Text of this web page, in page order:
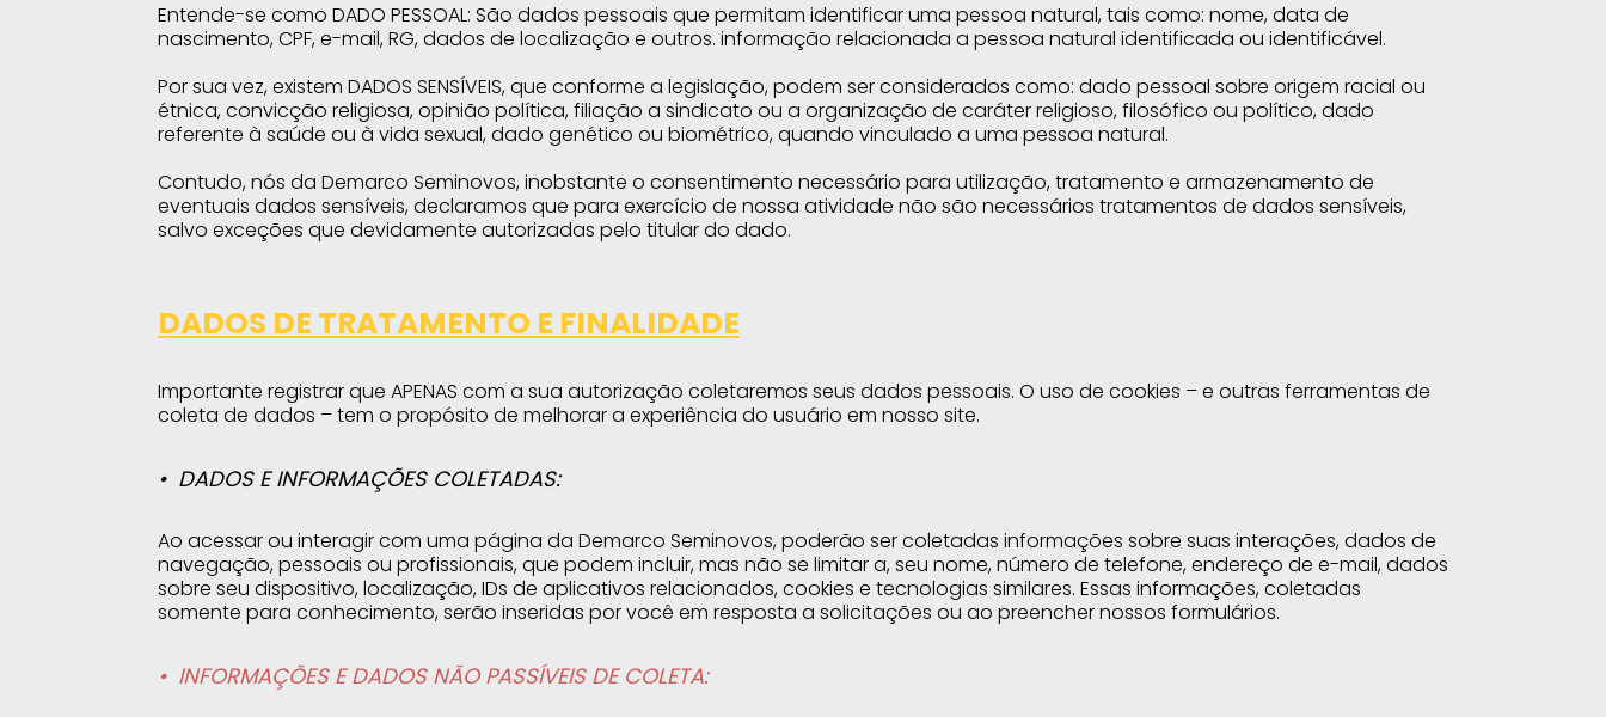
Entende-se como DADO PESSOAL: São dados pessoais que permitam identificar uma pessoa natural, tais como: nome, data de
nascimento, CPF, e-mail, RG, dados de localização e outros. informação relacionada a pessoa natural identificada ou identificável.
Por sua vez, existem DADOS SENSÍVEIS, que conforme a legislação, podem ser considerados como: dado pessoal sobre origem racial ou
étnica, convicção religiosa, opinião política, filiação a sindicato ou a organização de caráter religioso, filosófico ou político, dado
referente à saúde ou à vida sexual, dado genético ou biométrico, quando vinculado a uma pessoa natural.
Contudo, nós da Demarco Seminovos, inobstante o consentimento necessário para utilização, tratamento e armazenamento de
eventuais dados sensíveis, declaramos que para exercício de nossa atividade não são necessários tratamentos de dados sensíveis,
salvo exceções que devidamente autorizadas pelo titular do dado.
DADOS DE TRATAMENTO E FINALIDADE
Importante registrar que APENAS com a sua autorização coletaremos seus dados pessoais. O uso de cookies – e outras ferramentas de
coleta de dados – tem o propósito de melhorar a experiência do usuário em nosso site.
DADOS E INFORMAÇÕES COLETADAS:
Ao acessar ou interagir com uma página da Demarco Seminovos, poderão ser coletadas informações sobre suas interações, dados de
navegação, pessoais ou profissionais, que podem incluir, mas não se limitar a, seu nome, número de telefone, endereço de e-mail, dados
sobre seu dispositivo, localização, IDs de aplicativos relacionados, cookies e tecnologias similares. Essas informações, coletadas
somente para conhecimento, serão inseridas por você em resposta a solicitações ou ao preencher nossos formulários.
INFORMAÇÕES E DADOS NÃO PASSÍVEIS DE COLETA: